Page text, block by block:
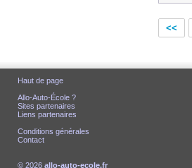
<<
Haut de page
Allo-Auto-École ?
Sites partenaires
Liens partenaires
Conditions générales
Contact
© 2026 allo-auto-ecole.fr